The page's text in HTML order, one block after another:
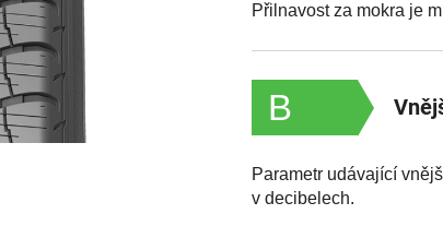
Přilnavost za mokra je
B
Parametr udávající
v decibelech.